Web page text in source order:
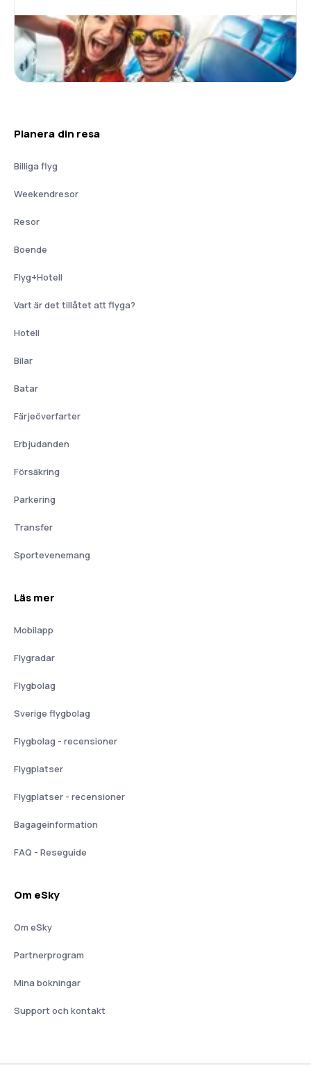
Planera din resa
Billiga flyg
Weekendresor
Resor
Boende
Flyg+Hotell
Vart är det tillåtet att flyga?
Hotell
Bilar
Batar
Färjeöverfarter
Erbjudanden
Försäkring
Parkering
Transfer
Sportevenemang
Läs mer
Mobilapp
Flygradar
Flygbolag
Sverige flygbolag
Flygbolag - recensioner
Flygplatser
Flygplatser - recensioner
Bagageinformation
FAQ - Reseguide
Om eSky
Om eSky
Partnerprogram
Mina bokningar
Support och kontakt